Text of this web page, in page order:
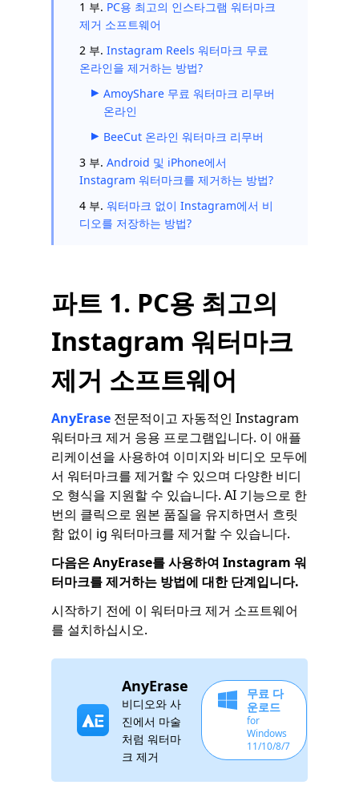
1 부. PC용 최고의 인스타그램 워터마크
제거 소프트웨어
2 부. Instagram Reels 워터마크 무료
온라인을 제거하는 방법?
AmoyShare 무료 워터마크 리무버
온라인
BeeCut 온라인 워터마크 리무버
3 부. Android 및 iPhone에서
Instagram 워터마크를 제거하는 방법?
4 부. 워터마크 없이 Instagram에서 비
디오를 저장하는 방법?
파트 1. PC용 최고의
Instagram 워터마크
제거 소프트웨어
AnyErase 전문적이고 자동적인 Instagram
워터마크 제거 응용 프로그램입니다. 이 애플
리케이션을 사용하여 이미지와 비디오 모두에
서 워터마크를 제거할 수 있으며 다양한 비디
오 형식을 지원할 수 있습니다. AI 기능으로 한
번의 클릭으로 원본 품질을 유지하면서 흐릿
함 없이 ig 워터마크를 제거할 수 있습니다.
다음은 AnyErase를 사용하여 Instagram 워
터마크를 제거하는 방법에 대한 단계입니다.
시작하기 전에 이 워터마크 제거 소프트웨어
를 설치하십시오.
AnyErase
비디오와 사
진에서 마술
처럼 워터마
크 제거
무료 다
운로드
for
Windows
11/10/8/7